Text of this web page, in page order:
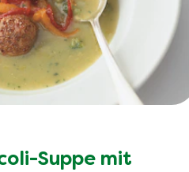
Suppe mit